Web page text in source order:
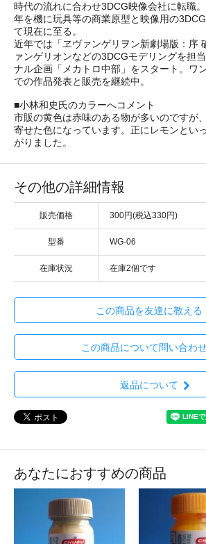
時代の流れに合わせ3DCG映像会社に転職
年を機に玩具等の商業原型と映像用の
て現在に至る。
近年では「ヱヴァンゲリヲン新劇場版：序
ァンゲリオンなどの3DCGモデリングを担
ナル企画「メカトロ中部」をスタート。ワ
での作品発表と販売を継続中。
■小林和史氏のカラーへコメント
市販の黄色は赤味のある物が多いのですが
寄せた色になっています。正にレモンとい
がりました。
その他の詳細情報
販売価格 300円(税込330円)
型番 WG-06
在庫状況 在庫2個です
この商品を友達に教える
この商品について問い合わ
返品について
あなたにおすすめの商品